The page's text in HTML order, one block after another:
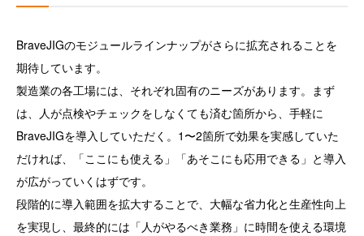
BraveJIGのモジュールラインナップがさらに拡充されることを
期待しています。
製造業の各工場には、それぞれ固有のニーズがあります。まず
は、人が点検やチェックをしなくても済む箇所から、手軽に
BraveJIGを導入していただく。1〜2箇所で効果を実感していた
だければ、「ここにも使える」「あそこにも応用できる」と導入
が広がっていくはずです。
段階的に導入範囲を拡大することで、大幅な省力化と生産性向上
を実現し、最終的には「人がやるべき業務」に時間を使える環境